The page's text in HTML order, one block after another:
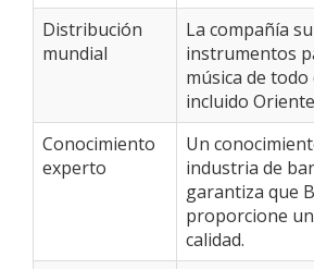
Distribución
mundial
La compañía
instrumentos
música de
incluido
Conocimiento
experto
Un
industria de
garantiza que
proporcione
calidad.